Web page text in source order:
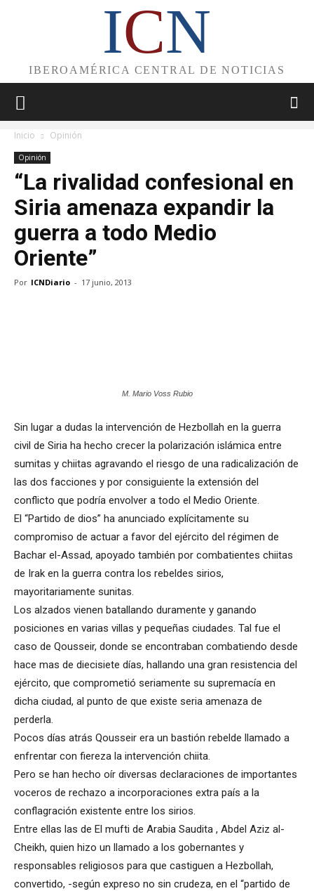
ICN
IBEROAMÉRICA CENTRAL DE NOTICIAS
Inicio Opinión
Opinión
“La rivalidad confesional en
Siria amenaza expandir la
guerra a todo Medio
Oriente”
Por ICNDiario - 17 junio, 2013
M. Mario Voss Rubio
Sin lugar a dudas la intervención de Hezbollah en la guerra
civil de Siria ha hecho crecer la polarización islámica entre
sumitas y chiitas agravando el riesgo de una radicalización de
las dos facciones y por consiguiente la extensión del
conflicto que podría envolver a todo el Medio Oriente.
El “Partido de dios” ha anunciado explícitamente su
compromiso de actuar a favor del ejército del régimen de
Bachar el-Assad, apoyado también por combatientes chiitas
de Irak en la guerra contra los rebeldes sirios,
mayoritariamente sunitas.
Los alzados vienen batallando duramente y ganando
posiciones en varias villas y pequeñas ciudades. Tal fue el
caso de Qousseir, donde se encontraban combatiendo desde
hace mas de diecisiete días, hallando una gran resistencia del
ejército, que comprometió seriamente su supremacía en
dicha ciudad, al punto de que existe seria amenaza de
perderla.
Pocos días atrás Qousseir era un bastión rebelde llamado a
enfrentar con fiereza la intervención chiita.
Pero se han hecho oír diversas declaraciones de importantes
voceros de rechazo a incorporaciones extra país a la
conflagración existente entre los sirios.
Entre ellas las de El mufti de Arabia Saudita , Abdel Aziz al-
Cheikh, quien hizo un llamado a los gobernantes y
responsables religiosos para que castiguen a Hezbollah,
convertido, -según expreso no sin crudeza, en el “partido de